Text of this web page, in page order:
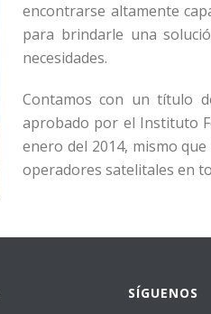
encontrarse altamente
para brindarle una
necesidades.
Contamos con un título
aprobado por el Instituto
enero del 2014, mismo
operadores satelitales en
SÍGUENOS